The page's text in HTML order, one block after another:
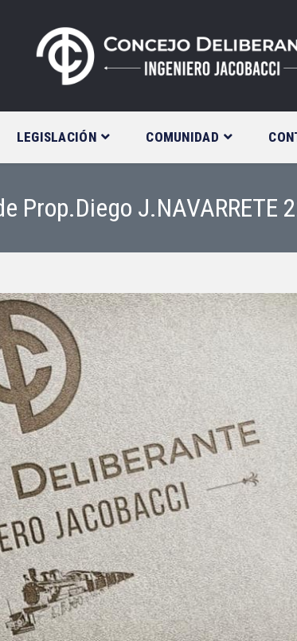
LEGISLACIÓN COMUNIDAD
Prop.Diego J.NAVARRETE